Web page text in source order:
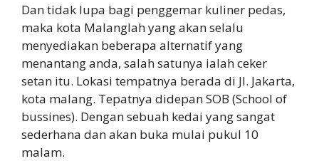
Dan tidak lupa bagi penggemar kuliner pedas,
maka kota Malanglah yang akan selalu
menyediakan beberapa alternatif yang
menantang anda, salah satunya ialah ceker
setan itu. Lokasi tempatnya berada di Jl. Jakarta,
kota malang. Tepatnya didepan SOB (School of
bussines). Dengan sebuah kedai yang sangat
sederhana dan akan buka mulai pukul 10
malam.